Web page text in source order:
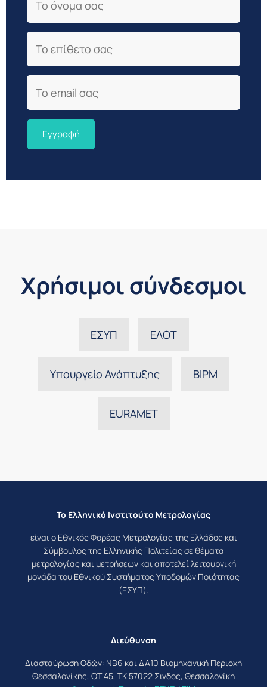
Χρήσιμοι σύνδεσμοι
ΕΣΥΠ ΕΛΟΤ
Υπουργείο Ανάπτυξης BIPM
EURAMET
Το Ελληνικό Ινστιτούτο Μετρολογίας
είναι ο Εθνικός Φορέας Μετρολογίας της Ελλάδος και
Σύμβουλος της Ελληνικής Πολιτείας σε θέματα
μετρολογίας και μετρήσεων και αποτελεί λειτουργική
μονάδα του Εθνικού Συστήματος Υποδομών Ποιότητας
(ΕΣΥΠ).
Διεύθυνση
Διασταύρωση Οδών: ΝΒ6 και ΔΑ10 Βιομηχανική Περιοχή
Θεσσαλονίκης, ΟΤ 45, ΤΚ 57022 Σινδος, Θεσσαλονίκη